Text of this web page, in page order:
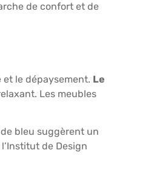
de confort et de
le dépaysement. Le
Les meubles
bleu suggèrent un
de Design